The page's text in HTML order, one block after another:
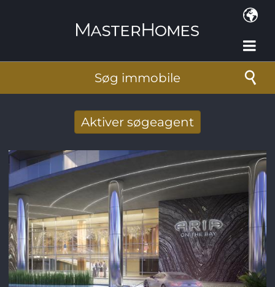
Søg immobile
Aktiver søgeagent
E-mail-adresse